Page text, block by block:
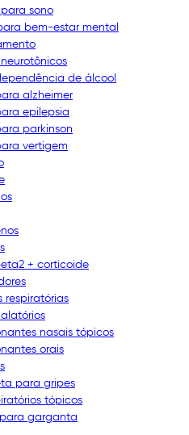
sono
bem-estar mental
de álcool
alzheimer
epilepsia
parkinson
vertigem
+ corticoide
respiratórias
nasais tópicos
orais
para gripes
tópicos
garganta